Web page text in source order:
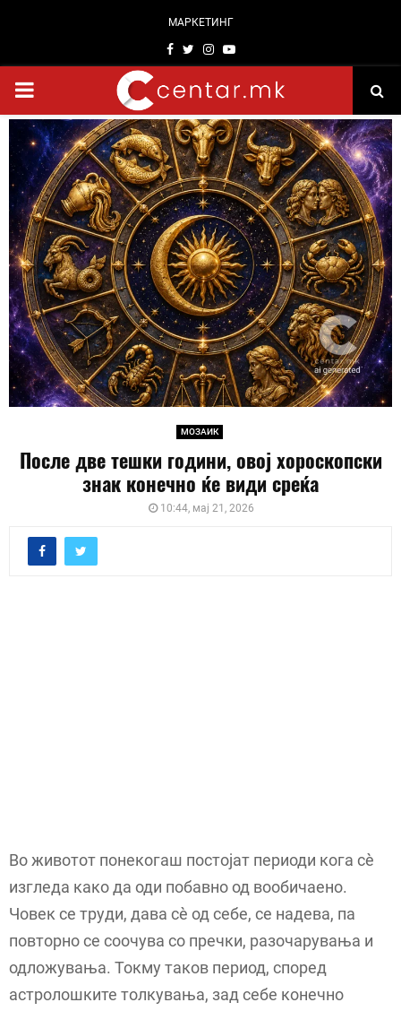
МАРКЕТИНГ
Facebook
TwitterInstagram
Youtube
PRIMARY
MENU
МОЗАИК
После две тешки години, овој хороскопски
знак конечно ќе види среќа
10:44, мај 21, 2026
Во животот понекогаш постојат периоди кога сè
изгледа како да оди побавно од вообичаено.
Човек се труди, дава сè од себе, се надева, па
повторно се соочува со пречки, разочарувања и
одложувања. Токму таков период, според
астролошките толкувања, зад себе конечно